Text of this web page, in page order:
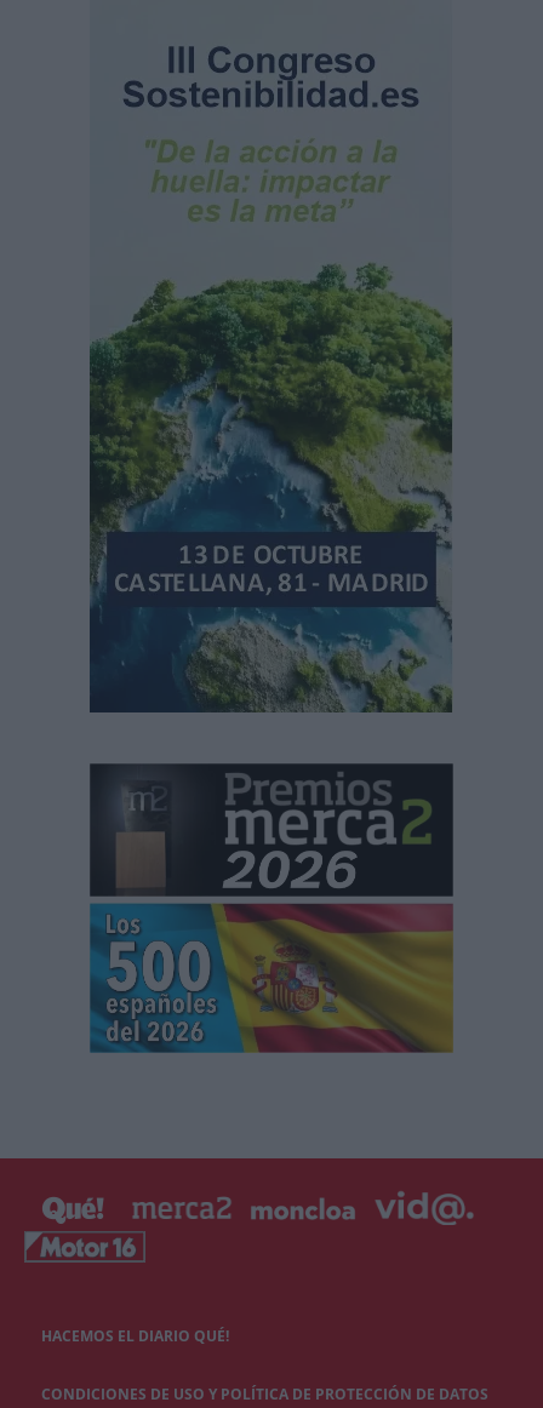
HACEMOS EL DIARIO QUÉ!
CONDICIONES DE USO Y POLÍTICA DE PROTECCIÓN DE DATOS